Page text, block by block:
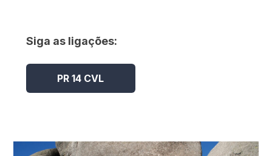
Museus e Centros
Áreas de lazer ribeirinhas
Siga as ligações:
PR 14 CVL